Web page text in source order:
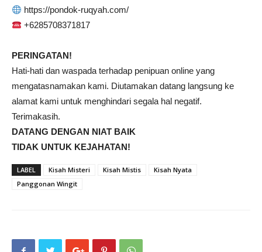
https://pondok-ruqyah.com/
+6285708371817
PERINGATAN!
Hati-hati dan waspada terhadap penipuan online yang
mengatasnamakan kami. Diutamakan datang langsung ke
alamat kami untuk menghindari segala hal negatif.
Terimakasih.
DATANG DENGAN NIAT BAIK
TIDAK UNTUK KEJAHATAN!
LABEL Kisah Misteri Kisah Mistis
Kisah Nyata
Panggonan Wingit